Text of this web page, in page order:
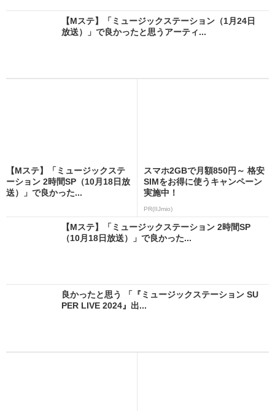
【Mステ】「ミュージックステーション（1月24日
放送）」で良かったと思うアーティ...
【Mステ】「ミュージックステ
ーション 2時間SP（10月18日放
送）」で良かった...
スマホ2GBで月額850円～ 格安
SIMをお得に使うキャンペーン
実施中！
PR(IIJmio)
【Mステ】「ミュージックステーション 2時間SP
（10月18日放送）」で良かった...
良かったと思う 「『ミュージックステーション SU
PER LIVE 2024』出...